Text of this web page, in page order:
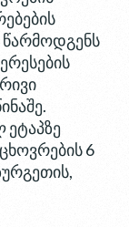
წარმოდგენს
6